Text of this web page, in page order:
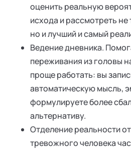
оценить реальную
исхода и рассмотреть не
но и лучший и самый
Ведение дневника.
переживания из головы
проще работать: вы
автоматическую мысль,
формулируете более
альтернативу.
Отделение реальности
тревожного человека